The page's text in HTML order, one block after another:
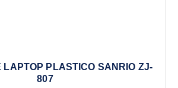
LAPTOP PLASTICO SANRIO ZJ-
807